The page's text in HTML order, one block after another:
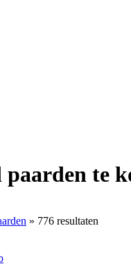
paarden te
» 776 resultaten